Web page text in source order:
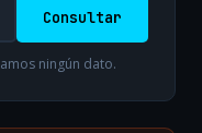
Consultar
ningún dato.